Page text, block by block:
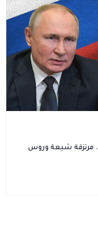
مرتزقة شيعة وروس